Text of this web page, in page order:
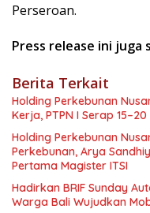
Perseroan.
Press release ini juga
Berita Terkait
Holding Perkebunan
Kerja, PTPN I Serap
Holding Perkebunan
Perkebunan, Arya
Pertama Magister ITSI
Hadirkan BRIF Sunday
Warga Bali Wujudkan